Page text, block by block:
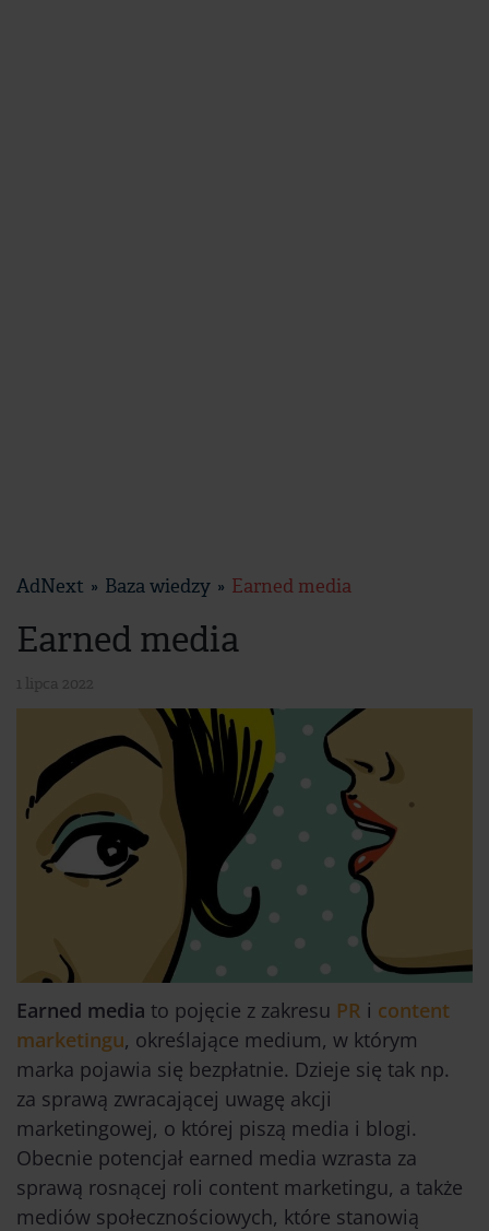
AdNext Baza wiedzy Earned media
Earned media
Earned media to pojęcie z zakresu PR i content
marketingu, określające medium, w którym
marka pojawia się bezpłatnie. Dzieje się tak np.
za sprawą zwracającej uwagę akcji
marketingowej, o której piszą media i blogi.
Obecnie potencjał earned media wzrasta za
sprawą rosnącej roli content marketingu, a także
mediów społecznościowych, które stanowią